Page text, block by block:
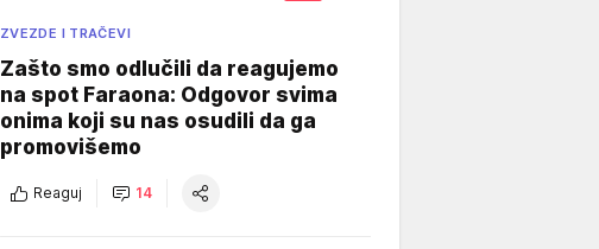
ZVEZDE I TRAČEVI
Zašto smo odlučili da reagujemo
na spot Faraona: Odgovor svima
onima koji su nas osudili da ga
promovišemo
Reaguj 14